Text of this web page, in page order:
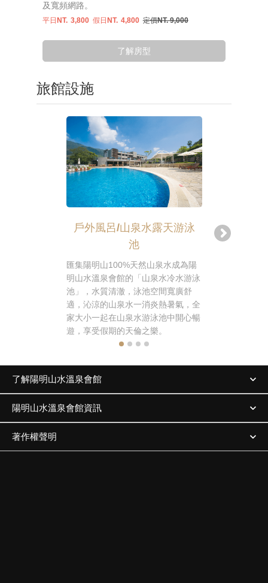
及寬頻網路。
平日NT. 3,800 假日NT. 4,800定價NT. 9,000
了解房型
旅館設施
戶外風呂/山泉水露天游泳
池
匯集陽明山100%天然山泉水成為陽
明山水溫泉會館的「山泉水冷水游泳
池」，水質清澈，泳池空間寬廣舒
適，沁涼的山泉水一消炎熱暑氣，全
家大小一起在山泉水游泳池中開心暢
遊，享受假期的天倫之樂。
了解陽明山水溫泉會館
陽明山水溫泉會館資訊
著作權聲明